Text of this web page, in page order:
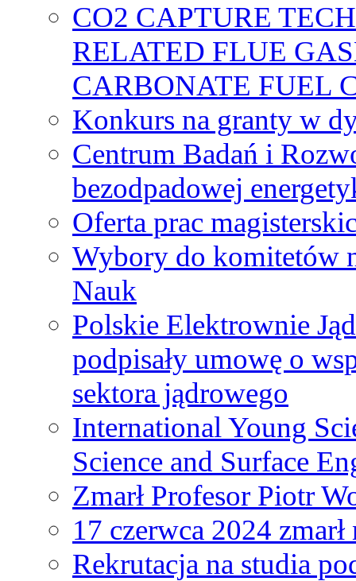
CO2 CAPTURE
RELATED FLUE
CARBONATE FUEL
Konkurs na granty w
Centrum Badań i
bezodpadowej
Oferta prac
Wybory do komitetów
Nauk
Polskie Elektrownie
podpisały umowę o
sektora jądrowego
International Young
Science and Surface
Zmarł Profesor Piotr
17 czerwca 2024
Rekrutacja na studia